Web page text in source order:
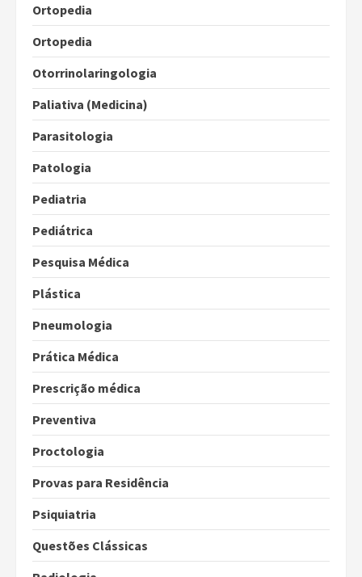
Ortopedia
Ortopedia
Otorrinolaringologia
Paliativa (Medicina)
Parasitologia
Patologia
Pediatria
Pediátrica
Pesquisa Médica
Plástica
Pneumologia
Prática Médica
Prescrição médica
Preventiva
Proctologia
Provas para Residência
Psiquiatria
Questões Clássicas